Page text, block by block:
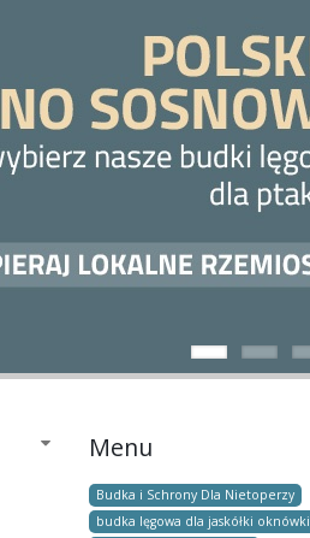
Menu
Budka i Schrony Dla Nietoperzy
budka lęgowa dla jaskółki oknówki